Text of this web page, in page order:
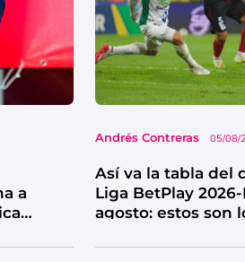
a
Andrés Contreras 05/08/
Así va la tabla del
Liga BetPlay 2026-
agosto: estos son